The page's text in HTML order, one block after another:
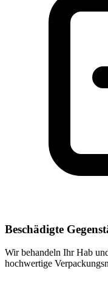
Beschädigte
Wir behandeln Ihr Hab
hochwertige